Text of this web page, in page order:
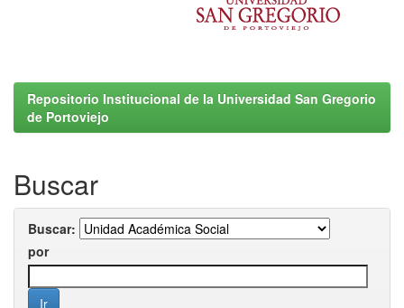
Repositorio Institucional de la Universidad San Gregorio
de Portoviejo
Buscar
Buscar:
por